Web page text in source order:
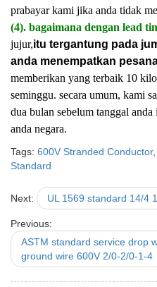
prabayar kami jika anda tidak
(4). bagaimana dengan lead
jujur,itu tergantung pada
anda menempatkan
memberikan yang terbaik 10
seminggu. secara umum, kami
dua bulan sebelum tanggal
anda negara.
Tags: 600V Stranded Conductor,
Standard
Next: UL 1569 standard 14/4
Previous:
ASTM standard service drop
ground wire 600V 2/0-2/0-1-4